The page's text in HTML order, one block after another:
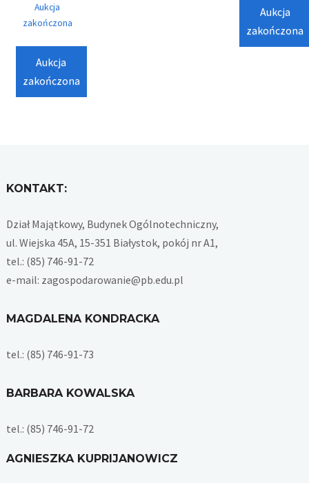
Aukcja
zakończona
Aukcja
zakończona
Aukcja
zakończona
KONTAKT:
Dział Majątkowy, Budynek Ogólnotechniczny,
ul. Wiejska 45A, 15-351 Białystok, pokój nr A1,
tel.: (85) 746-91-72
e-mail: zagospodarowanie@pb.edu.pl
MAGDALENA KONDRACKA
tel.: (85) 746-91-73
BARBARA KOWALSKA
tel.: (85) 746-91-72
AGNIESZKA KUPRIJANOWICZ